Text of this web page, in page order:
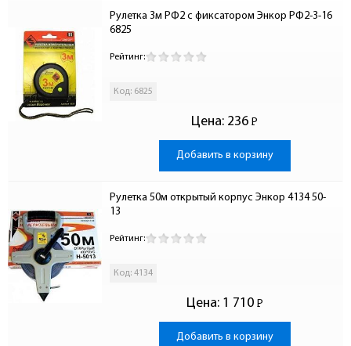
Рулетка 3м РФ2 с фиксатором Энкор РФ2-3-16
6825
Рейтинг:
Код: 6825
Цена: 236 Р
-
Добавить в корзину
Рулетка 50м открытый корпус Энкор 4134 50-
13
Рейтинг:
Код: 4134
Цена: 1 710 Р
-
Добавить в корзину